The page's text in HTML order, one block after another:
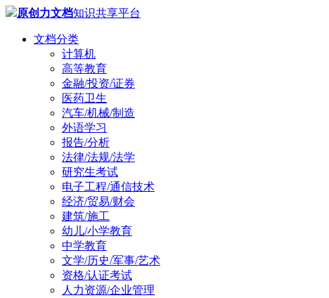
原创力文档知识共享平台
文档分类
计算机
高等教育
金融/投资/证券
医药卫生
汽车/机械/制造
外语学习
报告/分析
法律/法规/法学
研究生考试
电子工程/通信技术
经济/贸易/财会
建筑/施工
幼儿/小学教育
中学教育
文学/历史/军事/艺术
资格/认证考试
人力资源/企业管理